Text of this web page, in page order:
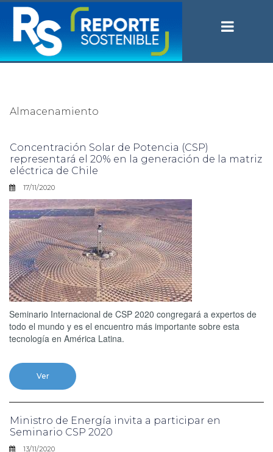
Almacenamiento
Concentración Solar de Potencia (CSP)
representará el 20% en la generación de la matriz
eléctrica de Chile
17/11/2020
Seminario Internacional de CSP 2020 congregará a expertos de
todo el mundo y es el encuentro más importante sobre esta
tecnología en América Latina.
Ver
Ministro de Energía invita a participar en
Seminario CSP 2020
13/11/2020